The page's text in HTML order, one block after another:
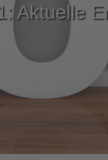
Aktuelle